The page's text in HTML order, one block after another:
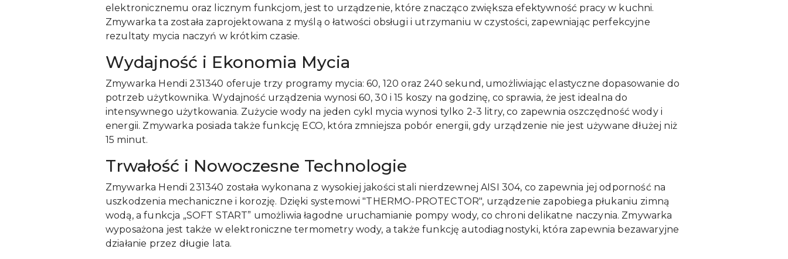
elektronicznemu oraz licznym funkcjom, jest to urządzenie, które znacząco zwiększa efektywność pracy w kuchni.
Zmywarka ta została zaprojektowana z myślą o łatwości obsługi i utrzymaniu w czystości, zapewniając perfekcyjne
rezultaty mycia naczyń w krótkim czasie.
Wydajność i Ekonomia Mycia
Zmywarka Hendi 231340 oferuje trzy programy mycia: 60, 120 oraz 240 sekund, umożliwiając elastyczne dopasowanie do
potrzeb użytkownika. Wydajność urządzenia wynosi 60, 30 i 15 koszy na godzinę, co sprawia, że jest idealna do
intensywnego użytkowania. Zużycie wody na jeden cykl mycia wynosi tylko 2-3 litry, co zapewnia oszczędność wody i
energii. Zmywarka posiada także funkcję ECO, która zmniejsza pobór energii, gdy urządzenie nie jest używane dłużej niż
15 minut.
Trwałość i Nowoczesne Technologie
Zmywarka Hendi 231340 została wykonana z wysokiej jakości stali nierdzewnej AISI 304, co zapewnia jej odporność na
uszkodzenia mechaniczne i korozję. Dzięki systemowi "THERMO-PROTECTOR", urządzenie zapobiega płukaniu zimną
wodą, a funkcja „SOFT START” umożliwia łagodne uruchamianie pompy wody, co chroni delikatne naczynia. Zmywarka
wyposażona jest także w elektroniczne termometry wody, a także funkcję autodiagnostyki, która zapewnia bezawaryjne
działanie przez długie lata.